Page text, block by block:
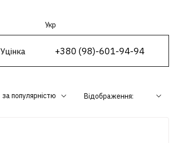
Укр
Уцінка +380 (98)-601-94-94
за популярністю Відображення: